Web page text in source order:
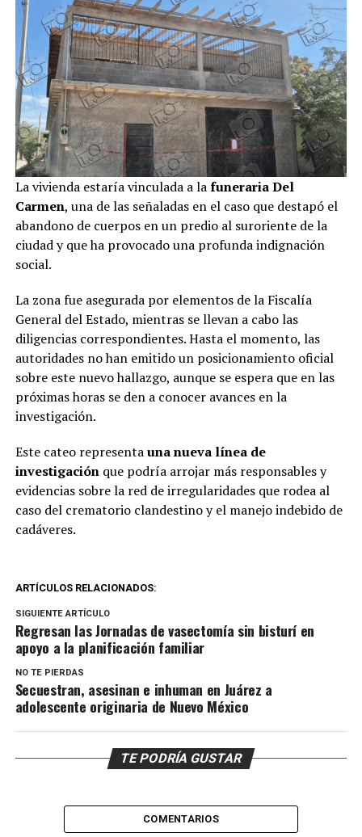
La vivienda estaría vinculada a lafuneraria Del
Carmen, una de las señaladas en el caso que destapó el
abandono de cuerpos en un predio al suroriente de la
ciudad y que ha provocado una profunda indignación
social.
La zona fue asegurada por elementos de la Fiscalía
General del Estado, mientras se llevan a cabo las
diligencias correspondientes. Hasta el momento, las
autoridades no han emitido un posicionamiento oficial
sobre este nuevo hallazgo, aunque se espera que en las
próximas horas se den a conocer avances en la
investigación.
Este cateo representauna nueva línea de
investigaciónque podría arrojar más responsables y
evidencias sobre la red de irregularidades que rodea al
caso del crematorio clandestino y el manejo indebido de
cadáveres.
ARTÍCULOS RELACIONADOS:
SIGUIENTE ARTÍCULO
Regresan las Jornadas de vasectomía sin bisturí en
apoyo a la planificación familiar
NO TE PIERDAS
Secuestran, asesinan e inhuman en Juárez a
adolescente originaria de Nuevo México
TE PODRÍA GUSTAR
COMENTARIOS